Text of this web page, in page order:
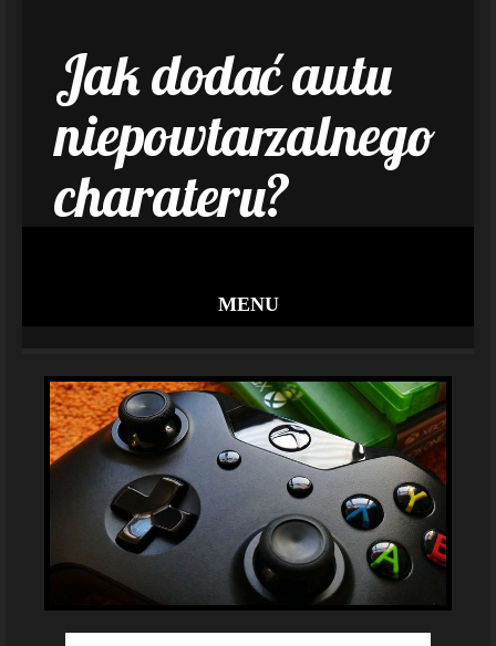
Jak dodać autu
niepowtarzalnego
charateru?
MENU